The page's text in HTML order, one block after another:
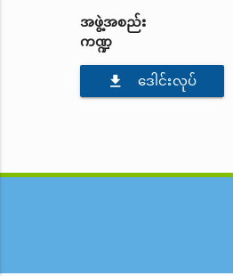
အဖွဲ့အစည်း
ကဏ္ဍ
file_download ဒေါင်းလုပ်